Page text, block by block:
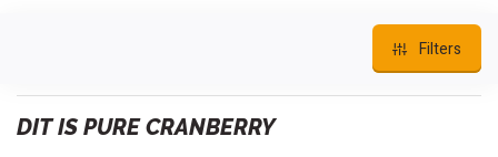
Filters
DIT IS PURE CRANBERRY